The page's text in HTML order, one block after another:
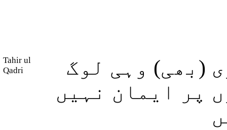
Tahir ul
Qadri
(بھی) وہی لوگ
پر ایمان نہیں